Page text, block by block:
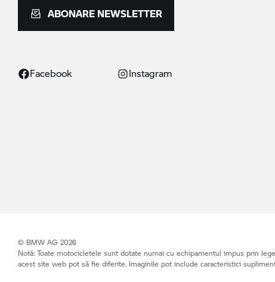
ABONARE NEWSLETTER
Facebook Instagram
© BMW AG 2026
Notă: Toate motocicletele sunt dotate numai cu echipamentul impus prin
acest site web pot să fie diferite. Imaginile pot include caracteristici